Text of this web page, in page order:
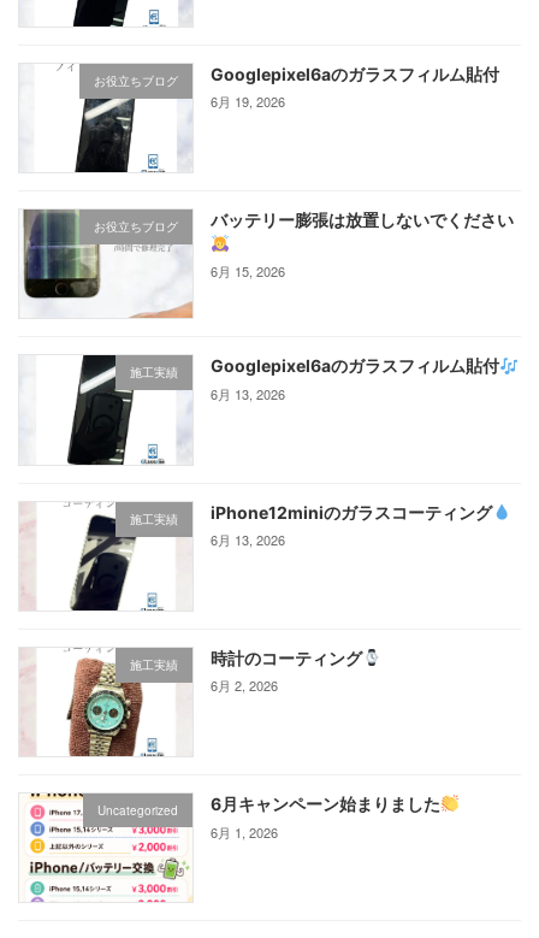
お役立ちブログ Googlepixel6aのガラスフィルム貼付
6月 19, 2026
お役立ちブログ バッテリー膨張は放置しないでください
6月 15, 2026
施工実績 Googlepixel6aのガラスフィルム貼付
6月 13, 2026
施工実績 iPhone12miniのガラスコーティング‪
6月 13, 2026
施工実績 時計のコーティング
6月 2, 2026
Uncategorized 6月キャンペーン始まりました
6月 1, 2026